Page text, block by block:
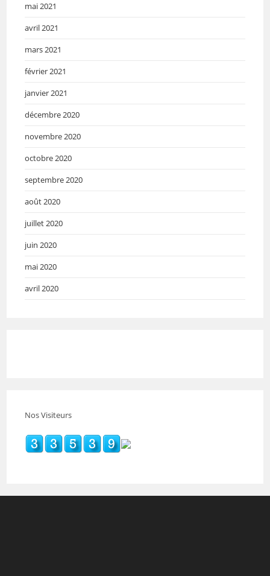
mai 2021
avril 2021
mars 2021
février 2021
janvier 2021
décembre 2020
novembre 2020
octobre 2020
septembre 2020
août 2020
juillet 2020
juin 2020
mai 2020
avril 2020
Nos Visiteurs